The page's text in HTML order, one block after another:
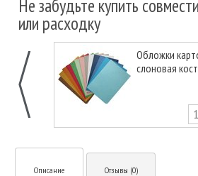
Не забудьте купить
или расходку
Обложки
слоновая
Описание Отзывы (0)